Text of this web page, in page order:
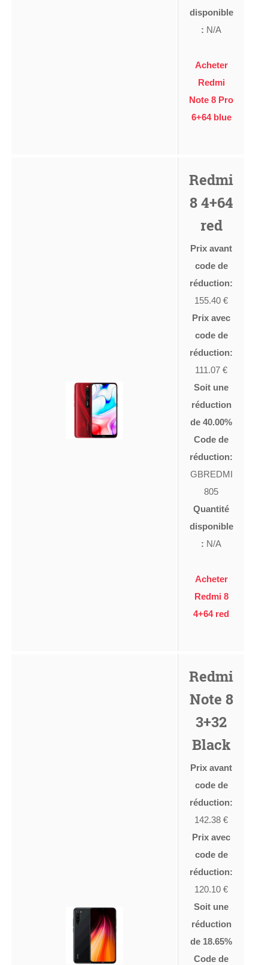
disponible
: N/A
Acheter
Redmi
Note 8 Pro
6+64 blue
Redmi
8 4+64
red
Prix avant
code de
réduction:
155.40 €
Prix avec
code de
réduction:
111.07 €
Soit une
réduction
de 40.00%
Code de
réduction:
GBREDMI
805
Quantité
disponible
: N/A
Acheter
Redmi 8
4+64 red
Redmi
Note 8
3+32
Black
Prix avant
code de
réduction:
142.38 €
Prix avec
code de
réduction:
120.10 €
Soit une
réduction
de 18.65%
Code de